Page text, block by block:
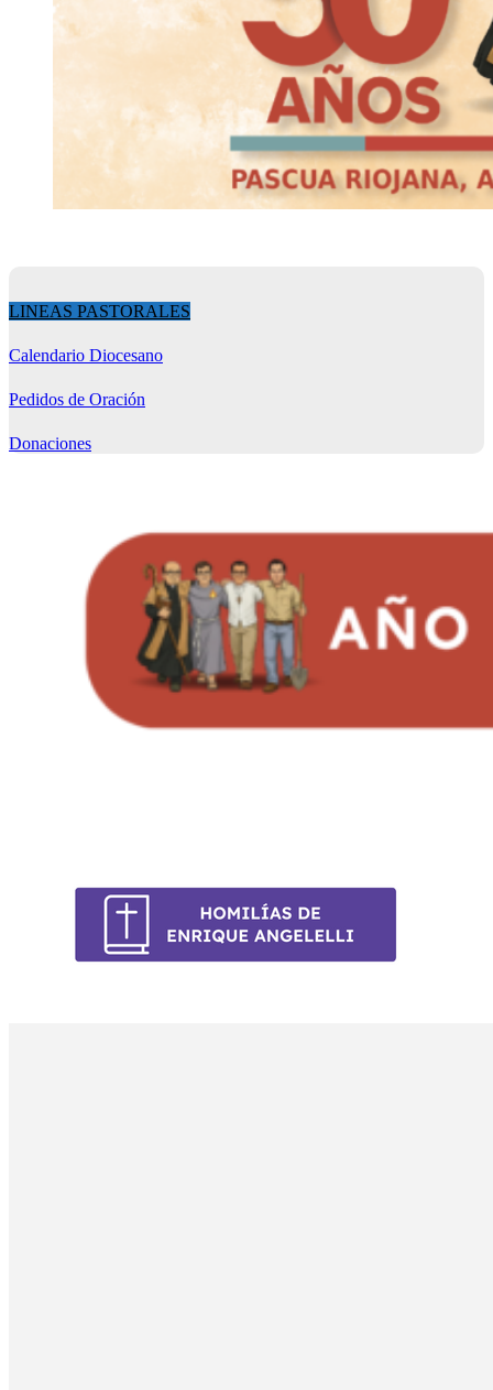
LINEAS PASTORALES
Calendario Diocesano
Pedidos de Oración
Donaciones